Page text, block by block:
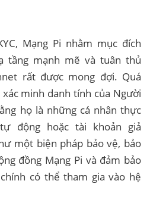
Mạng Pi nhằm mục đích
tầng mạnh mẽ và tuân thủ
rất được mong đợi. Quá
minh danh tính của Người
họ là những cá nhân thực
động hoặc tài khoản giả
một biện pháp bảo vệ, bảo
đồng Mạng Pi và đảm bảo
có thể tham gia vào hệ